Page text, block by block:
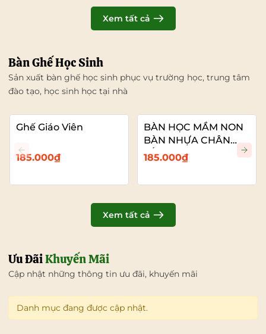
Xem tất cả
Bàn Ghế Học Sinh
Sản xuất bàn ghế học sinh phục vụ trường học, trung tâm
đào tạo, học sinh học tại nhà
Ghế Giáo Viên
185.000₫
BÀN HỌC MẦM NON
BÀN NHỰA CHÂN
SẮT
185.000₫
Xem tất cả
Ưu ĐãiKhuyến Mãi
Cập nhật những thông tin ưu đãi, khuyến mãi
Danh mục đang được cập nhật.